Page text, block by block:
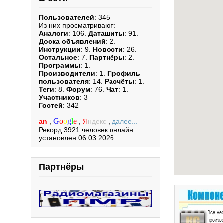
Пользователей: 345
Из них просматривают:
Аналоги: 106. Даташиты: 91.
Доска объявлений: 2.
Инструкции: 9. Новости: 26.
Остальное: 7. Партнёры: 2.
Программы: 1.
Производители: 1. Профиль
пользователя: 14. Расчёты: 1.
Теги: 8. Форум: 76. Чат: 1.
Участников: 3
Гостей: 342
an Google Яндекс
далее...
Рекорд 3921 человек онлайн
установлен 06.03.2026.
Партнёры